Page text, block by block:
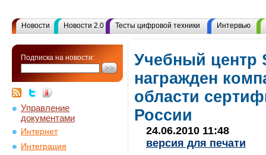
Новости Новости 2.0 Тесты цифровой техники Интервью
Подписка на новости:
Управление
документами
Интернет
Интеграция
Учебный центр
награжден
области
России
24.06.2010 11:48
версия для печати